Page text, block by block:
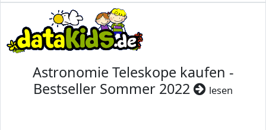
Astronomie Teleskope kaufen -
Bestseller Sommer 2022
lesen